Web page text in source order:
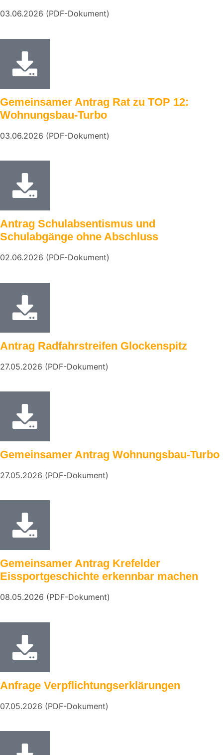
03.06.2026 (PDF-Dokument)
Gemeinsamer Antrag Rat zu TOP 12:
Wohnungsbau-Turbo
03.06.2026 (PDF-Dokument)
Antrag Schulabsentismus und
Schulabgänge ohne Abschluss
02.06.2026 (PDF-Dokument)
Antrag Radfahrstreifen Glockenspitz
27.05.2026 (PDF-Dokument)
Gemeinsamer Antrag Wohnungsbau-Turbo
27.05.2026 (PDF-Dokument)
Gemeinsamer Antrag Krefelder
Eissportgeschichte erkennbar machen
08.05.2026 (PDF-Dokument)
Anfrage Verpflichtungserklärungen
07.05.2026 (PDF-Dokument)